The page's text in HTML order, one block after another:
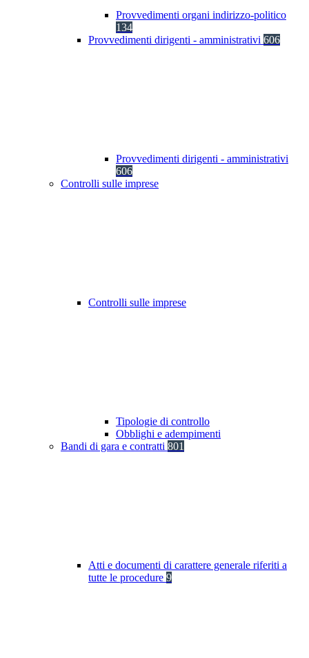
Provvedimenti organi indirizzo-politico
134
Provvedimenti dirigenti - amministrativi 606
Provvedimenti dirigenti - amministrativi
606
Controlli sulle imprese
Controlli sulle imprese
Tipologie di controllo
Obblighi e adempimenti
Bandi di gara e contratti 801
Atti e documenti di carattere generale riferiti a
tutte le procedure 9